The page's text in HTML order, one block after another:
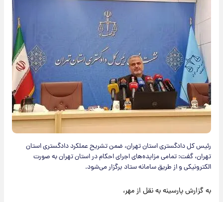
رئیس کل دادگستری استان تهران، ضمن تشریح عملکرد دادگستری استان
تهران، گفت: تمامی مزایده‌های اجرای احکام در استان تهران به صورت
الکترونیکی و از طریق سامانه ستاد برگزار می‌شود.
به گزارش پارسینه به نقل از مهر،